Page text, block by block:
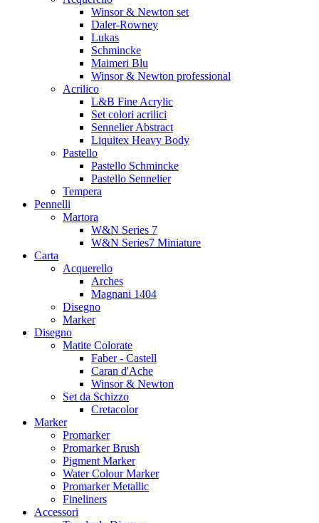
Winsor & Newton set
Daler-Rowney
Lukas
Schmincke
Maimeri Blu
Winsor & Newton professional
Acrilico
L&B Fine Acrylic
Set colori acrilici
Sennelier Abstract
Liquitex Heavy Body
Pastello
Pastello Schmincke
Pastello Sennelier
Tempera
Pennelli
Martora
W&N Series 7
W&N Series7 Miniature
Carta
Acquerello
Arches
Magnani 1404
Disegno
Marker
Disegno
Matite Colorate
Faber - Castell
Caran d'Ache
Winsor & Newton
Set da Schizzo
Cretacolor
Marker
Promarker
Promarker Brush
Pigment Marker
Water Colour Marker
Promarker Metallic
Fineliners
Accessori